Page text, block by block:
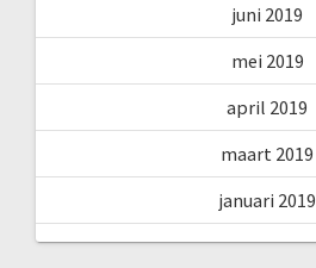
juni 2019
mei 2019
april 2019
maart 2019
januari 2019